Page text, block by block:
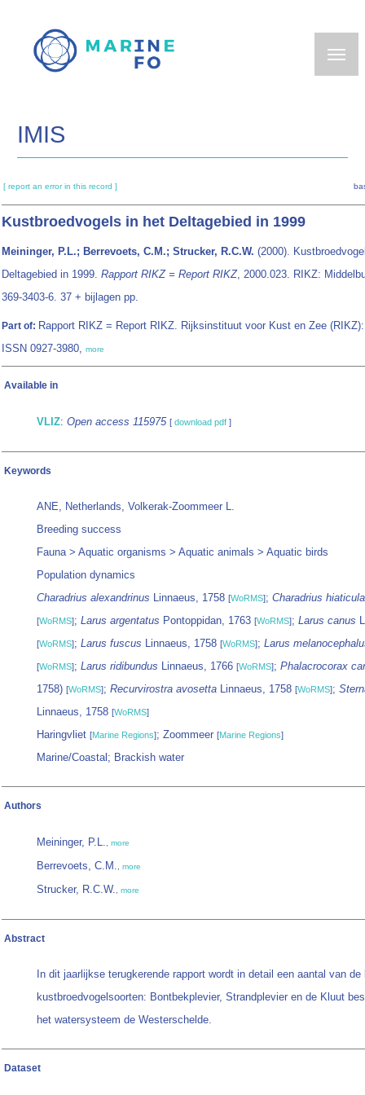
main
IMIS
[ report an error in this record ]
Kustbroedvogels in het Deltagebied in 1999
Meininger, P.L.; Berrevoets, C.M.; Strucker, R.C.W. (2000).
Deltagebied in 1999. Rapport RIKZ = Report RIKZ, 2000.023. RIKZ:
369-3403-6. 37 + bijlagen pp.
Part of: Rapport RIKZ = Report RIKZ. Rijksinstituut voor Kust en Zee
ISSN 0927-3980, more
Available in
VLIZ: Open access 115975 [ download pdf ]
Keywords
ANE, Netherlands, Volkerak-Zoommeer L.
Breeding success
Fauna > Aquatic organisms > Aquatic animals > Aquatic birds
Population dynamics
Charadrius alexandrinus Linnaeus, 1758 [WoRMS]; Charadrius hiaticula
[WoRMS]; Larus argentatus Pontoppidan, 1763 [WoRMS]; Larus canus
[WoRMS]; Larus fuscus Linnaeus, 1758 [WoRMS]; Larus
[WoRMS]; Larus ridibundus Linnaeus, 1766 [WoRMS]; Phalacrocorax
1758) [WoRMS]; Recurvirostra avosetta Linnaeus, 1758 [WoRMS];
Linnaeus, 1758 [WoRMS]
Haringvliet [Marine Regions]; Zoommeer [Marine Regions]
Marine/Coastal; Brackish water
Authors
Meininger, P.L., more
Berrevoets, C.M., more
Strucker, R.C.W., more
Abstract
In dit jaarlijkse terugkerende rapport wordt in detail een aantal van
kustbroedvogelsoorten: Bontbekplevier, Strandplevier en de Kluut
het watersysteem de Westerschelde.
Dataset